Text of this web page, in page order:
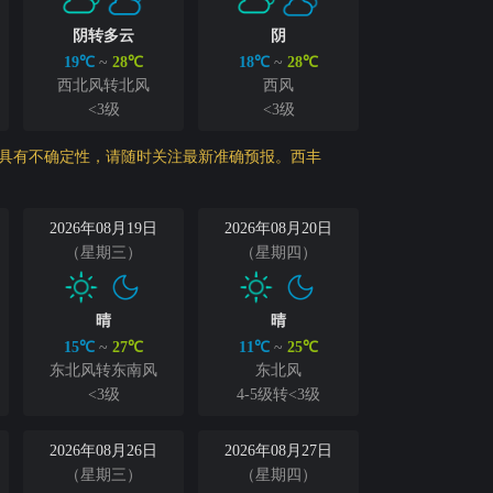
阴转多云
19℃ ~ 28℃
西北风转北风
<3级
阴
18℃ ~ 28℃
西风
<3级
有不确定性，请随时关注最新准确预报。西丰
2026年08月19日
（星期三）
晴
15℃ ~ 27℃
东北风转东南风
<3级
2026年08月20日
（星期四）
晴
11℃ ~ 25℃
东北风
4-5级转<3级
2026年08月26日
（星期三）
2026年08月27日
（星期四）